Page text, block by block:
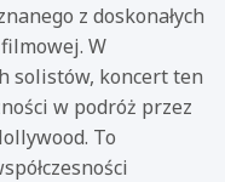
z doskonałych
W
solistów, koncert ten
w podróż przez
To